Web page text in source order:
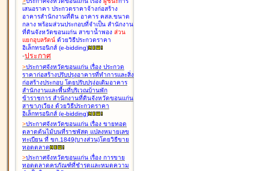
เสนอราคา ประกวดราคาจ้างก่อสร้าง
อาคารสำนักงานที่ดิน อาคาร คสล.ขนาด
กลาง พร้อมส่วนประกอบที่จำเป็น สำนักงาน
ที่ดินจังหวัดขอนแก่น สาขาน้ำพอง ส่วน
แยกอุบลรัตน์ ด้วยวิธีประกวดราคา
อิเล็กทรอนิกส์ (e-bidding)
-ประกาศ
>ประกาศจังหวัดขอนแก่น เรื่อง ประกวด
ราคาก่อสร้างปรับปรุงอาคารที่ทำการและสิ่ง
ก่อสร้างประกอบ โดยปรับปรุง่อเติมอาคาร
สำนักงานและพื้นที่บริเวณบ้านพัก
ข้าราชการ สำนักงานที่ดินจังหวัดขอนแก่น
สาขาภูเวียง ด้วยวิธีประกวดราคา
อิเล็กทรอนิกส์ (e-bidding)
>ประกาศจังหวัดขอนแก่น เรื่อง ขายทอด
ตลาดต้นไม้บนที่ราชพัสดุ แปลงหมายเลข
ทะเบียน ที่ ขก.1849(บางส่วน)โดยวิธีขาย
ทอดตลาด
>ประกาศจังหวัดขอนแก่น เรื่อง การขาย
ทอดตลาดครุภัณฑ์ที่ชำรุดและหมดความ